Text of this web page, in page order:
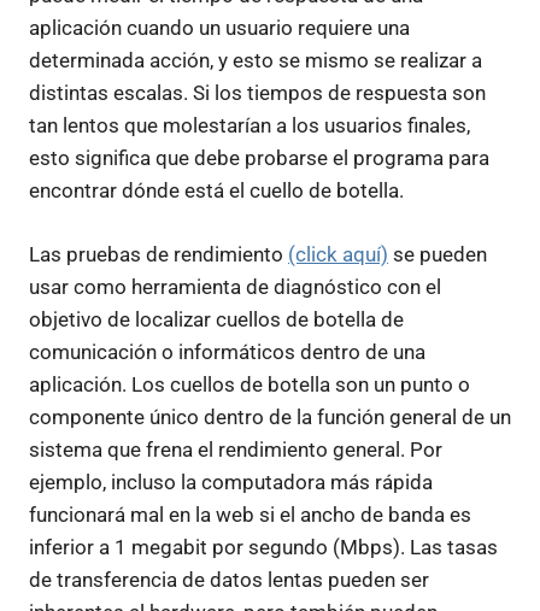
aplicación cuando un usuario requiere una
determinada acción, y esto se mismo se realizar a
distintas escalas. Si los tiempos de respuesta son
tan lentos que molestarían a los usuarios finales,
esto significa que debe probarse el programa para
encontrar dónde está el cuello de botella.
Las pruebas de rendimiento (click aquí) se pueden
usar como herramienta de diagnóstico con el
objetivo de localizar cuellos de botella de
comunicación o informáticos dentro de una
aplicación. Los cuellos de botella son un punto o
componente único dentro de la función general de un
sistema que frena el rendimiento general. Por
ejemplo, incluso la computadora más rápida
funcionará mal en la web si el ancho de banda es
inferior a 1 megabit por segundo (Mbps). Las tasas
de transferencia de datos lentas pueden ser